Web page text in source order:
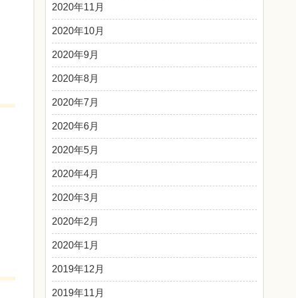
2020年11月
2020年10月
2020年9月
2020年8月
2020年7月
2020年6月
2020年5月
2020年4月
2020年3月
2020年2月
2020年1月
2019年12月
2019年11月